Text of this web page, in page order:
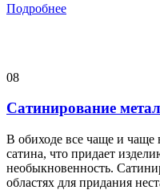
Подробнее
08
Сатинирование
В обиходе все чаще и чаще
сатина, что придает
необыкновенность.
областях для придания